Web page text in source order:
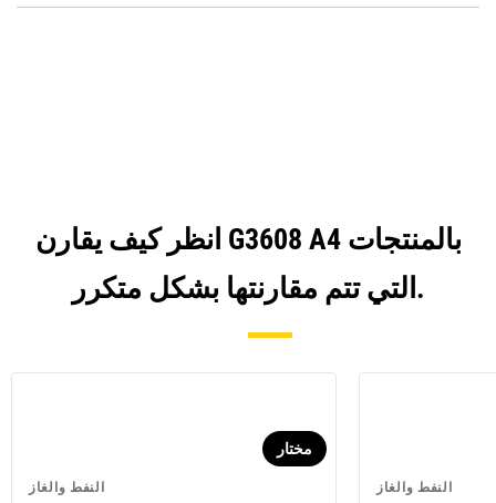
انظر كيف يقارن G3608 A4 بالمنتجات
التي تتم مقارنتها بشكل متكرر.
النفط والغاز
مختار
النفط والغاز